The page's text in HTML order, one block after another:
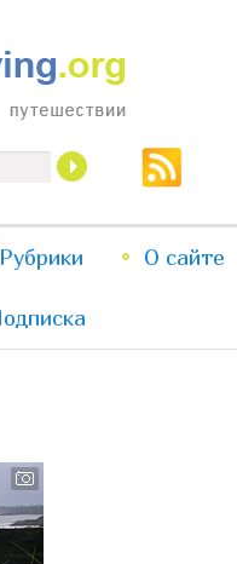
Рубрики О сайте